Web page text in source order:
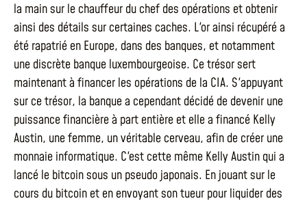
la main sur le chauffeur du chef des opérations et obtenir
ainsi des détails sur certaines caches. L'or ainsi récupéré a
été rapatrié en Europe, dans des banques, et notamment
une discrète banque luxembourgeoise. Ce trésor sert
maintenant à financer les opérations de la CIA. S'appuyant
sur ce trésor, la banque a cependant décidé de devenir une
puissance financière à part entière et elle a financé Kelly
Austin, une femme, un véritable cerveau, afin de créer une
monnaie informatique. C'est cette même Kelly Austin qui a
lancé le bitcoin sous un pseudo japonais. En jouant sur le
cours du bitcoin et en envoyant son tueur pour liquider des